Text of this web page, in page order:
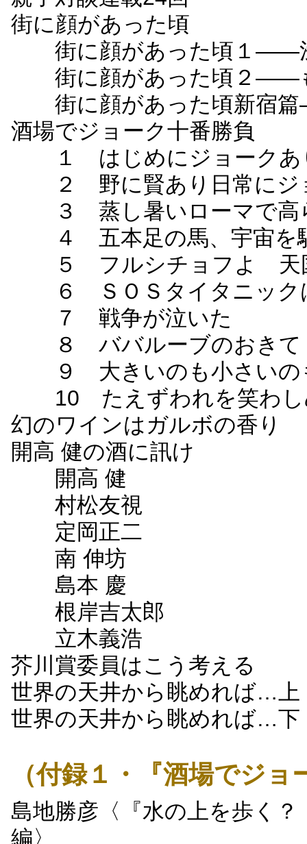
街に顔があった頃
街に顔があった頃１――
街に顔があった頃２――
街に顔があった頃新宿篇
酒場でジョーク十番勝負
１ はじめにジョークあ
２ 野に賢あり日常にジ
３ 蒸し暑いローマで高
４ 五本足の馬、宇宙を
５ フルシチョフよ 天
６ ＳＯＳタイタニック
７ 戦争が泣いた
８ ババルーブのおきて
９ 大きいのも小さいの
10 たえずわれを笑わし
幻のワインはガルボの香り
開高 健の酒に訊け
開高 健
村松友視
定岡正二
南 伸坊
島本 慶
根岸吉太郎
立木義浩
芥川賞委員はこう考える
世界の天井から眺めれば…上
世界の天井から眺めれば…下
（付録１・『酒場でジ
島地勝彦〈『水の上を歩く
編〉